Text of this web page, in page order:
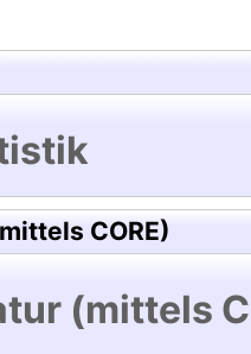
CORE)
(mittels